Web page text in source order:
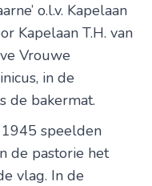
o.l.v. Kapelaan
Kapelaan T.H. van
Vrouwe
in de
de bakermat.
speelden
de pastorie het
vlag. In de